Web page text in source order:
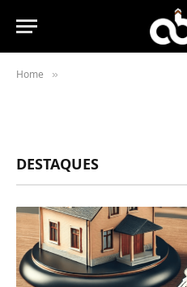
Home »
DESTAQUES